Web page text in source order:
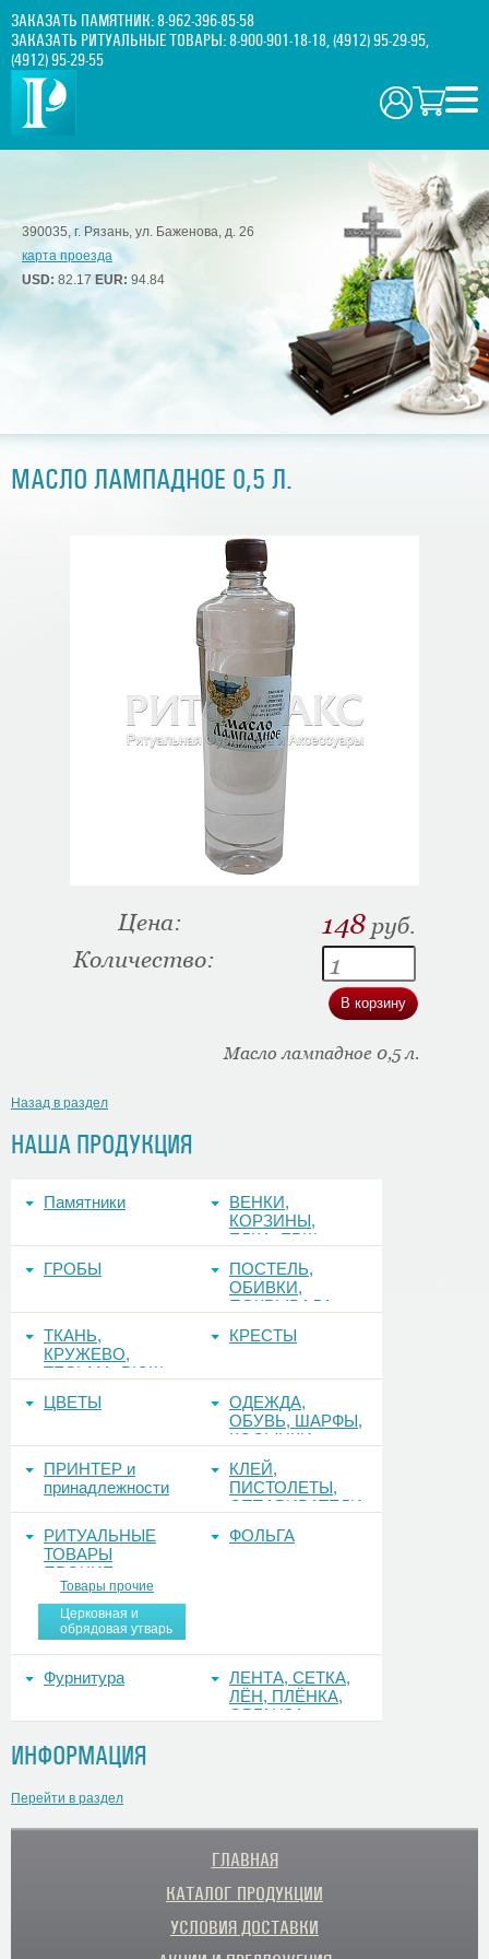
ЗАКАЗАТЬ ПАМЯТНИК:8-962-396-85-58
ЗАКАЗАТЬ РИТУАЛЬНЫЕ ТОВАРЫ:8-900-901-18-18,(4912) 95-29-95,
(4912) 95-29-55
390035, г. Рязань, ул. Баженова, д. 26
карта проезда
USD: 82.17 EUR: 94.84
НАША ПРОДУКЦИЯ
Памятники
ВЕНКИ,
КОРЗИНЫ,
ЕЛКА, ЕРШ,
ГРОБЫ
ПОСТЕЛЬ,
ОБИВКИ,
ПОКРЫВАЛА
ТКАНЬ,
КРУЖЕВО,
ТЕСЬМА, РЮШ
КРЕСТЫ
ЦВЕТЫ
ОДЕЖДА,
ОБУВЬ, ШАРФЫ,
КОСЫНКИ
ПРИНТЕР и
принадлежности
КЛЕЙ,
ПИСТОЛЕТЫ,
ОТПАРИВАТЕЛИ
РИТУАЛЬНЫЕ
ТОВАРЫ
ПРОЧИЕ
Товары прочие
Церковная и
обрядовая утварь
ФОЛЬГА
Фурнитура
ЛЕНТА, СЕТКА,
ЛЁН, ПЛЁНКА,
ОРГАНЗА
ИНФОРМАЦИЯ
Перейти в раздел
МАСЛО ЛАМПАДНОЕ 0,5 Л.
Цена: 148 руб.
Количество:
Масло лампадное 0,5 л.
Назад в раздел
ГЛАВНАЯ
КАТАЛОГ ПРОДУКЦИИ
УСЛОВИЯ ДОСТАВКИ